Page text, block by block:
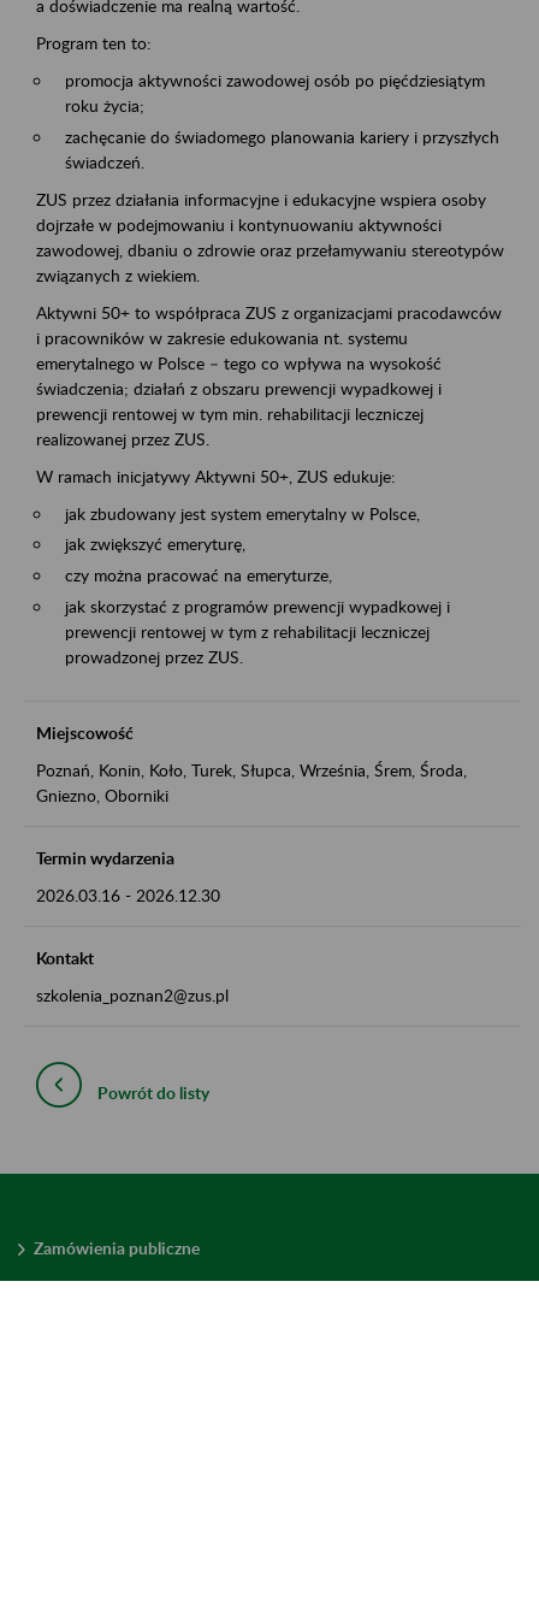
a doświadczenie ma realną wartość.
Program ten to:
promocja aktywności zawodowej osób po pięćdziesiątym
roku życia;
zachęcanie do świadomego planowania kariery i przyszłych
świadczeń.
ZUS przez działania informacyjne i edukacyjne wspiera osoby
dojrzałe w podejmowaniu i kontynuowaniu aktywności
zawodowej, dbaniu o zdrowie oraz przełamywaniu stereotypów
związanych z wiekiem.
Aktywni 50+ to współpraca ZUS z organizacjami pracodawców
i pracowników w zakresie edukowania nt. systemu
emerytalnego w Polsce – tego co wpływa na wysokość
świadczenia; działań z obszaru prewencji wypadkowej i
prewencji rentowej w tym min. rehabilitacji leczniczej
realizowanej przez ZUS.
W ramach inicjatywy Aktywni 50+, ZUS edukuje:
jak zbudowany jest system emerytalny w Polsce,
jak zwiększyć emeryturę,
czy można pracować na emeryturze,
jak skorzystać z programów prewencji wypadkowej i
prewencji rentowej w tym z rehabilitacji leczniczej
prowadzonej przez ZUS.
Miejscowość
Poznań, Konin, Koło, Turek, Słupca, Września, Śrem, Środa,
Gniezno, Oborniki
Termin wydarzenia
2026.03.16 - 2026.12.30
Kontakt
szkolenia_poznan2@zus.pl
Powrót do listy
Zamówienia publiczne